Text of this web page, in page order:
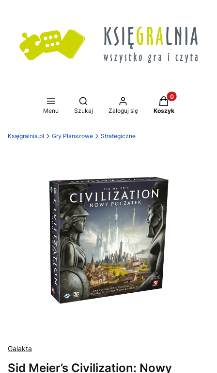
Menu
Otwórz wyszukiwarkę
Szukaj Zaloguj się
Produkty w
Koszyk
Księgralnia.pl Gry Planszowe Strategiczne
Galakta
Sid Meier’s Civilization: Nowy